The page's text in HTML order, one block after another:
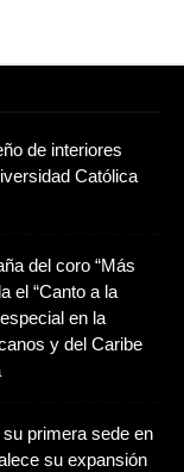
de interiores
Católica
del coro “Más
el “Canto a la
en la
y del Caribe
primera sede en
su expansión